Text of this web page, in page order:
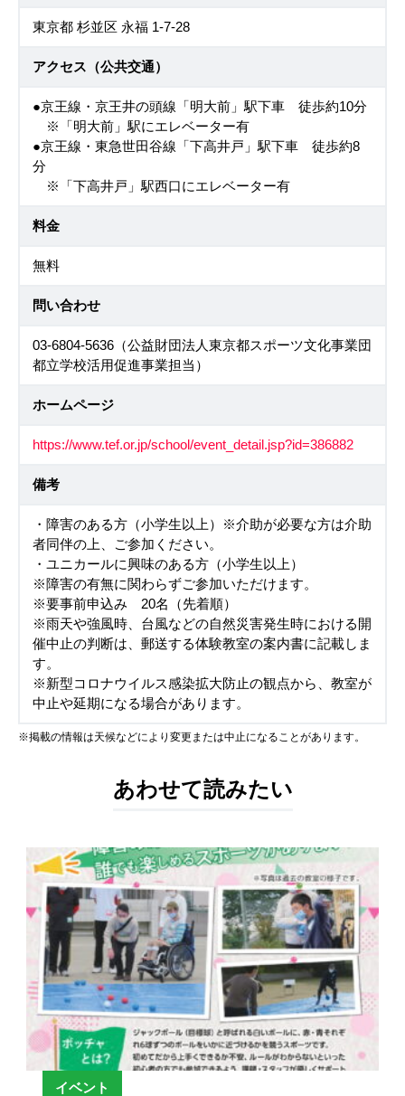
東京都 杉並区 永福 1-7-28
アクセス（公共交通）
●京王線・京王井の頭線「明大前」駅下車 徒歩約10分
※「明大前」駅にエレベーター有
●京王線・東急世田谷線「下高井戸」駅下車 徒歩約8
分
※「下高井戸」駅西口にエレベーター有
料金
無料
問い合わせ
03-6804-5636（公益財団法人東京都スポーツ文化事業団
都立学校活用促進事業担当）
ホームページ
https://www.tef.or.jp/school/event_detail.jsp?id=386882
備考
・障害のある方（小学生以上）※介助が必要な方は介助
者同伴の上、ご参加ください。
・ユニカールに興味のある方（小学生以上）
※障害の有無に関わらずご参加いただけます。
※要事前申込み 20名（先着順）
※雨天や強風時、台風などの自然災害発生時における開
催中止の判断は、郵送する体験教室の案内書に記載しま
す。
※新型コロナウイルス感染拡大防止の観点から、教室が
中止や延期になる場合があります。
※掲載の情報は天候などにより変更または中止になることがあります。
あわせて読みたい
イベント